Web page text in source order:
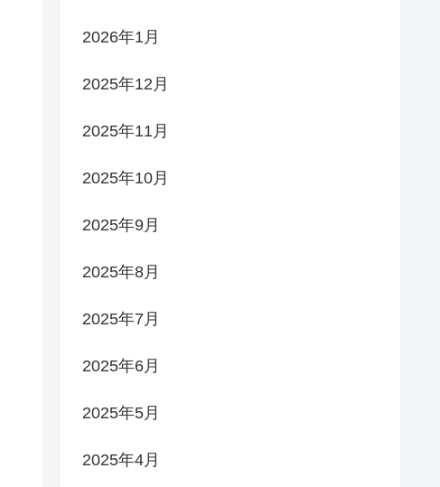
2026年1月
2025年12月
2025年11月
2025年10月
2025年9月
2025年8月
2025年7月
2025年6月
2025年5月
2025年4月